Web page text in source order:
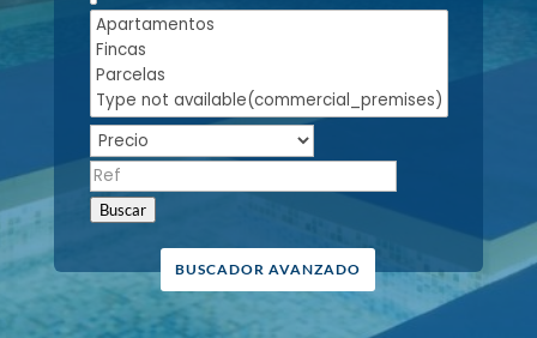
Buscar
BUSCADOR AVANZADO